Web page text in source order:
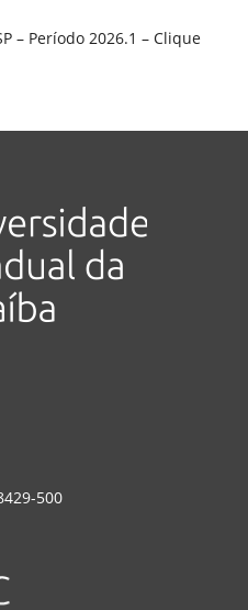
– Período 2026.1 – Clique
500